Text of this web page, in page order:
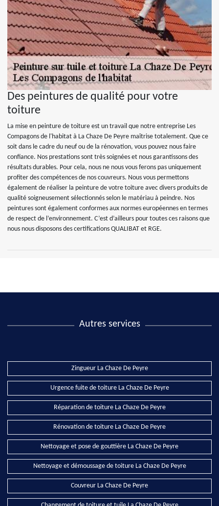
Des peintures de qualité pour votre
toiture
La mise en peinture de toiture est un travail que notre entreprise Les
Compagons de l'habitat à La Chaze De Peyre maîtrise totalement. Que ce
soit dans le cadre du neuf ou de la rénovation, vous pouvez nous faire
confiance. Nos prestations sont très soignées et nous garantissons des
résultats durables. Pour cela, nous ne nous vous ferons pas uniquement
profiter des compétences de nos couvreurs. Nous vous permettons
également de réaliser la peinture de votre toiture avec divers produits de
qualité soigneusement sélectionnés selon le matériau à peindre. Nos
peintures sont également conformes aux normes européennes en termes
de respect de l’environnement. C’est d’ailleurs pour toutes ces raisons que
nous nous disposons des certifications QUALIBAT et RGE.
Autres services
Zingueur La Chaze De Peyre
Urgence fuite de toiture La Chaze De Peyre
Réparation de toiture La Chaze De Peyre
Rénovation de toiture La Chaze De Peyre
Nettoyage et pose de gouttière La Chaze De Peyre
Nettoyage et démoussage de toiture La Chaze De Peyre
Couvreur La Chaze De Peyre